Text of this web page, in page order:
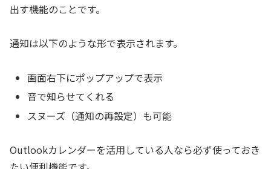
出す機能のことです。
通知は以下のような形で表示されます。
画面右下にポップアップで表示
音で知らせてくれる
スヌーズ（通知の再設定）も可能
Outlookカレンダーを活用している人なら必ず使っておき